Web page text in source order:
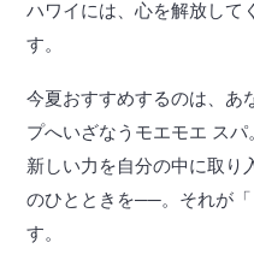
ハワイには、心を解放して
す。
今夏おすすめするのは、あ
プへいざなうモエモエ スパ
新しい力を自分の中に取り
のひとときを──。それが
す。